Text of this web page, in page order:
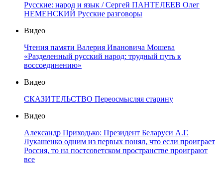
Русские: народ и язык / Сергей ПАНТЕЛЕЕВ Олег
НЕМЕНСКИЙ Русские разговоры
Видео
Чтения памяти Валерия Ивановича Мошева
«Разделенный русский народ: трудный путь к
воссоединению»
Видео
СКАЗИТЕЛЬСТВО Переосмысляя старину
Видео
Александр Приходько: Президент Беларуси А.Г.
Лукашенко одним из первых понял, что если проиграет
Россия, то на постсоветском пространстве проиграют
все